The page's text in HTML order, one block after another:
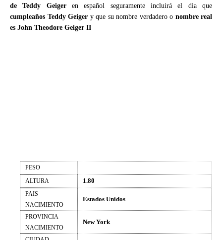
de Teddy Geigeren español seguramente incluirá el dia que
cumpleaños Teddy Geiger y que su nombre verdadero o nombre real
es John Theodore Geiger II
PESO
ALTURA
1.80
PAIS
NACIMIENTO
Estados Unidos
PROVINCIA
NACIMIENTO
New York